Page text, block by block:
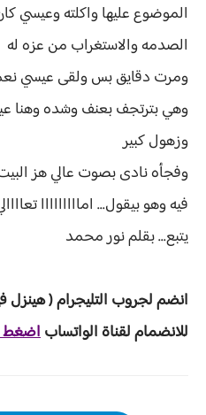
الموضوع عليها واكلته وعيسي
الصدمه والاستغراب من عزه له
ومرت دقايق بس ولقى عيسي
وهي بترتجف بعنف وشده وهنا
وزهول كبير
وفجأه نادى بصوت عالي هز
فيه وهو بيقول... امااااااااا
يتبع... بقلم نور محمد
انضم لجروب التليجرام ( هينزل ف
للانضمام لقناة الواتساباضغط